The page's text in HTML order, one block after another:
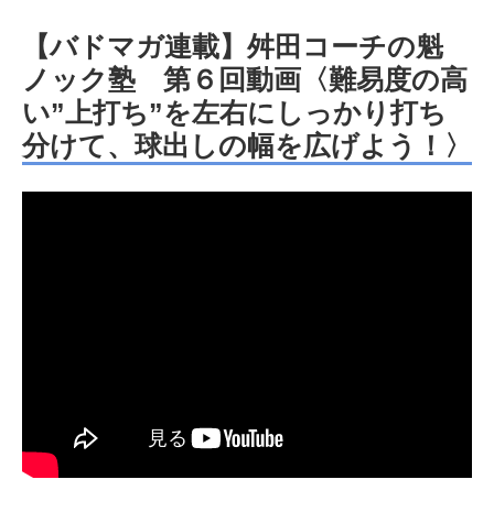
【バドマガ連載】舛田コーチの魁
ノック塾 第６回動画〈難易度の高
い”上打ち”を左右にしっかり打ち
分けて、球出しの幅を広げよう！〉